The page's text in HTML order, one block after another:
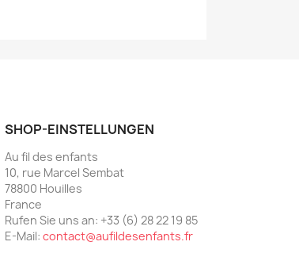
SHOP-EINSTELLUNGEN
Au fil des enfants
10, rue Marcel Sembat
78800 Houilles
France
Rufen Sie uns an: +33 (6) 28 22 19 85
E-Mail: contact@aufildesenfants.fr